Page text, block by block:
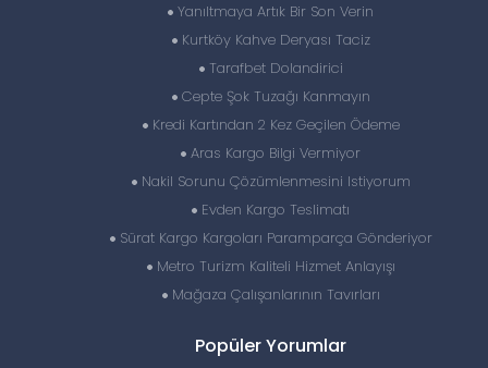
Yanıltmaya Artık Bir Son Verin
Kurtköy Kahve Deryası Taciz
Tarafbet Dolandirici
Cepte Şok Tuzağı Kanmayın
Kredi Kartından 2 Kez Geçilen Ödeme
Aras Kargo Bilgi Vermiyor
Nakil Sorunu Çözümlenmesini Istiyorum
Evden Kargo Teslimatı
Sürat Kargo Kargoları Paramparça Gönderiyor
Metro Turizm Kaliteli Hizmet Anlayışı
Mağaza Çalışanlarının Tavırları
Popüler Yorumlar